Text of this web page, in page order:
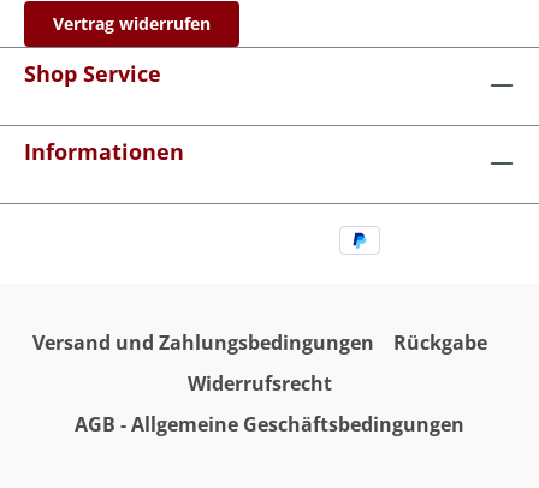
Vertrag widerrufen
Shop Service
Informationen
Versand und Zahlungsbedingungen
Rückgabe
Widerrufsrecht
AGB - Allgemeine Geschäftsbedingungen